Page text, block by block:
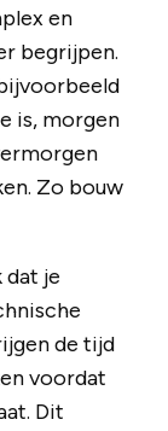
en
begrijpen.
is, morgen
Zo bouw
dat je
de tijd
voordat
Dit